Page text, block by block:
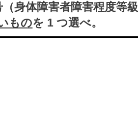
身体障害者障害程度等級
ものを 1 つ選べ。